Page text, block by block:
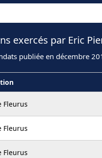
exercés par Eric
publiée en décembre
Fleurus
Fleurus
Fleurus